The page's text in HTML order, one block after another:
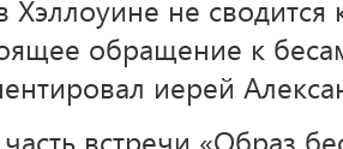
Хэллоуине не
обращение к
иерей
встречи «Образ